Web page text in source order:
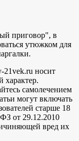
приговор", в
утюжком для
носит
характер.
самолечением
могут включать
старше 18
от 29.12.2010
вред их